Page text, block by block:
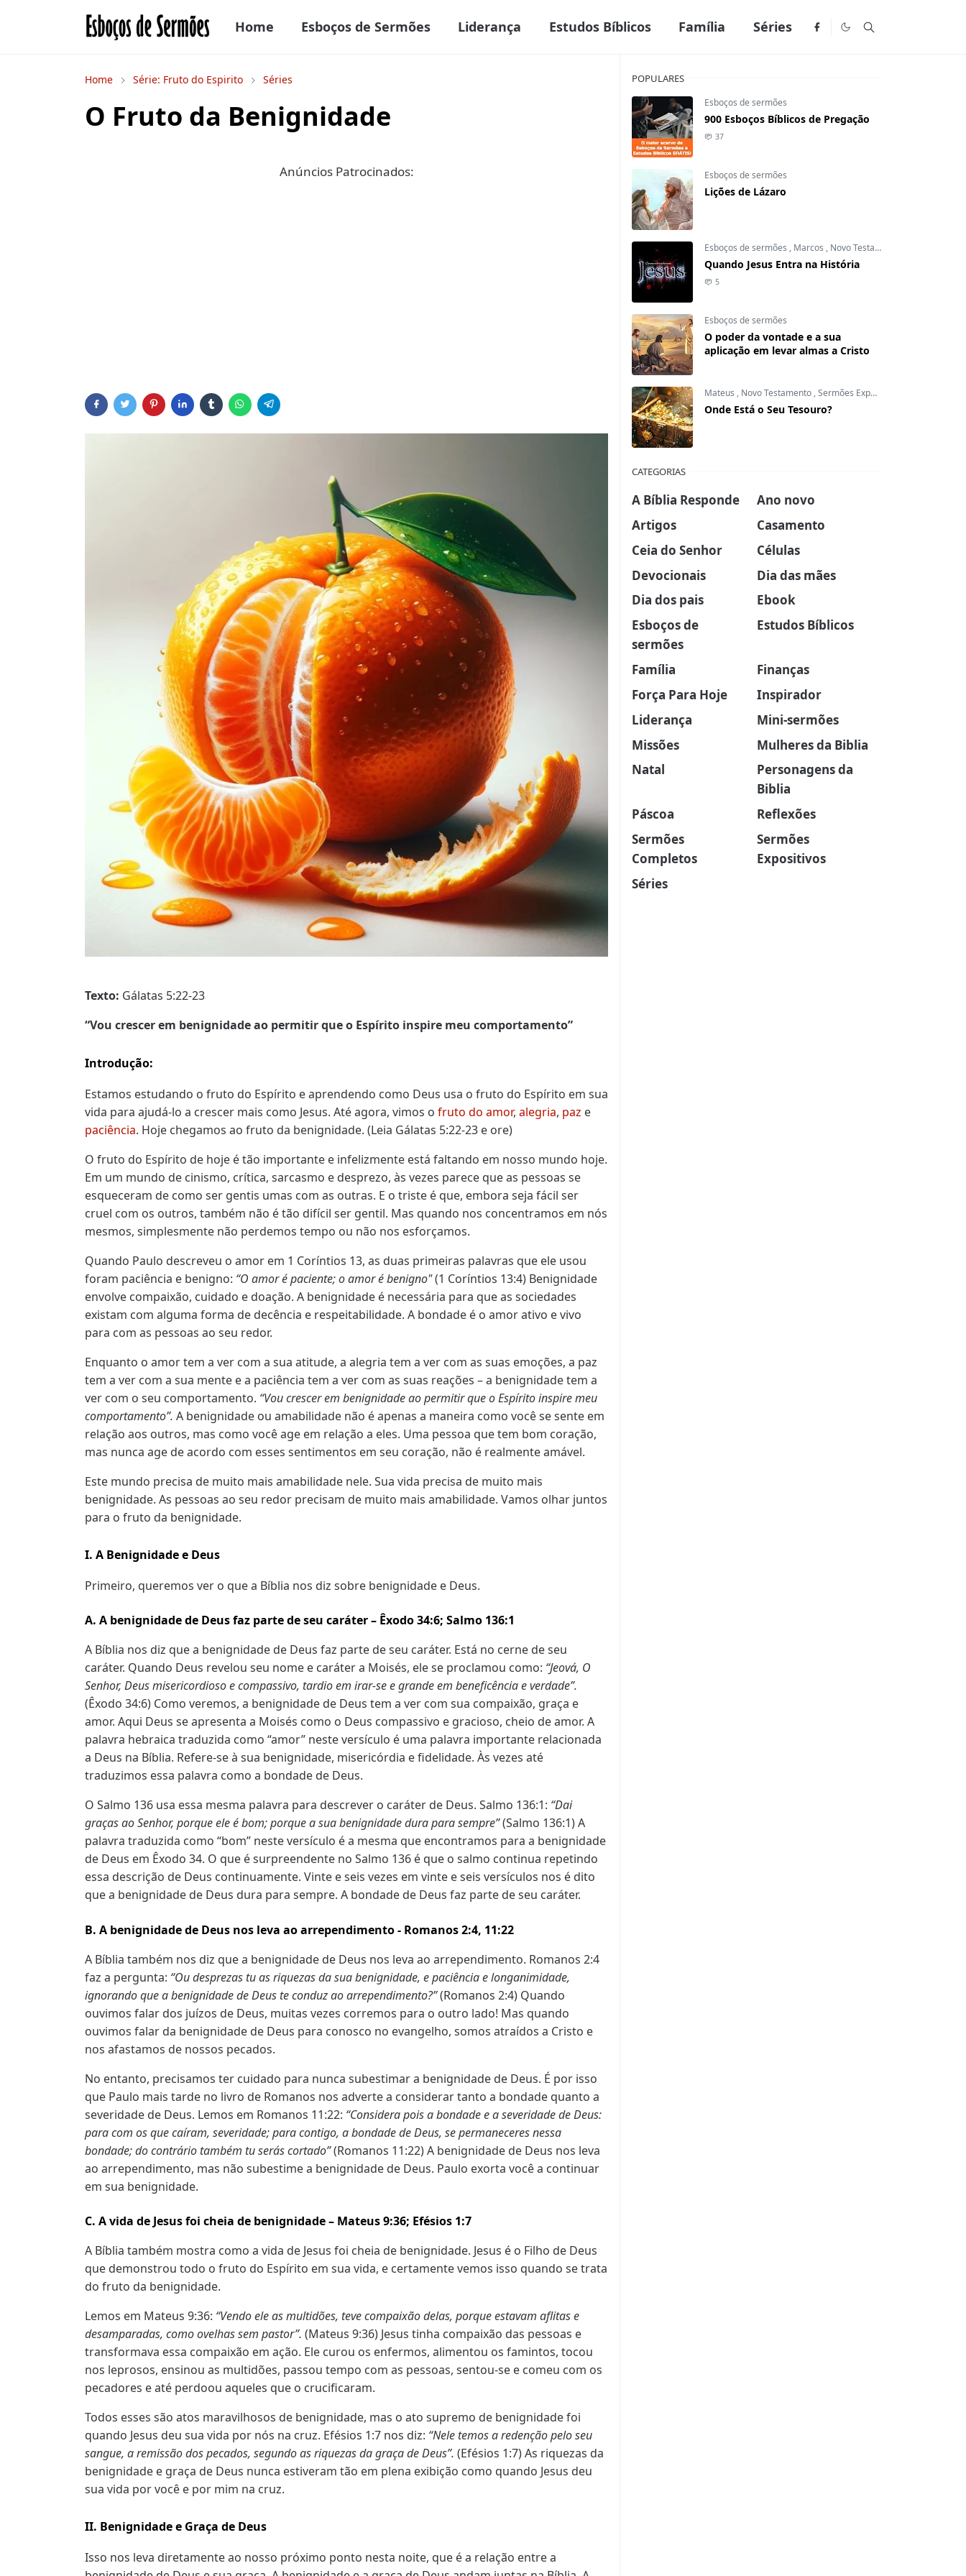
Home Esboços de Sermões Liderança Estudos Bíblicos Família Séries
Home Série: Fruto do Espirito Séries
O Fruto da Benignidade
Anúncios Patrocinados:
Texto: Gálatas 5:22-23
“Vou crescer em benignidade ao permitir que o Espírito inspire meu comportamento”
Introdução:
Estamos estudando o fruto do Espírito e aprendendo como Deus usa o fruto do Espírito em sua
vida para ajudá-lo a crescer mais como Jesus. Até agora, vimos o fruto do amor, alegria, paz e
paciência. Hoje chegamos ao fruto da benignidade. (Leia Gálatas 5:22-23 e ore)
O fruto do Espírito de hoje é tão importante e infelizmente está faltando em nosso mundo hoje.
Em um mundo de cinismo, crítica, sarcasmo e desprezo, às vezes parece que as pessoas se
esqueceram de como ser gentis umas com as outras. E o triste é que, embora seja fácil ser
cruel com os outros, também não é tão difícil ser gentil. Mas quando nos concentramos em nós
mesmos, simplesmente não perdemos tempo ou não nos esforçamos.
Quando Paulo descreveu o amor em 1 Coríntios 13, as duas primeiras palavras que ele usou
foram paciência e benigno: “O amor é paciente; o amor é benigno"(1 Coríntios 13:4) Benignidade
envolve compaixão, cuidado e doação. A benignidade é necessária para que as sociedades
existam com alguma forma de decência e respeitabilidade. A bondade é o amor ativo e vivo
para com as pessoas ao seu redor.
Enquanto o amor tem a ver com a sua atitude, a alegria tem a ver com as suas emoções, a paz
tem a ver com a sua mente e a paciência tem a ver com as suas reações – a benignidade tem a
ver com o seu comportamento. “Vou crescer em benignidade ao permitir que o Espírito inspire meu
comportamento”. A benignidade ou amabilidade não é apenas a maneira como você se sente em
relação aos outros, mas como você age em relação a eles. Uma pessoa que tem bom coração,
mas nunca age de acordo com esses sentimentos em seu coração, não é realmente amável.
Este mundo precisa de muito mais amabilidade nele. Sua vida precisa de muito mais
benignidade. As pessoas ao seu redor precisam de muito mais amabilidade. Vamos olhar juntos
para o fruto da benignidade.
I. A Benignidade e Deus
Primeiro, queremos ver o que a Bíblia nos diz sobre benignidade e Deus.
A. A benignidade de Deus faz parte de seu caráter – Êxodo 34:6; Salmo 136:1
A Bíblia nos diz que a benignidade de Deus faz parte de seu caráter. Está no cerne de seu
caráter. Quando Deus revelou seu nome e caráter a Moisés, ele se proclamou como: “Jeová, O
Senhor, Deus misericordioso e compassivo, tardio em irar-se e grande em beneficência e verdade”.
(Êxodo 34:6) Como veremos, a benignidade de Deus tem a ver com sua compaixão, graça e
amor. Aqui Deus se apresenta a Moisés como o Deus compassivo e gracioso, cheio de amor. A
palavra hebraica traduzida como “amor” neste versículo é uma palavra importante relacionada
a Deus na Bíblia. Refere-se à sua benignidade, misericórdia e fidelidade. Às vezes até
traduzimos essa palavra como a bondade de Deus.
O Salmo 136 usa essa mesma palavra para descrever o caráter de Deus. Salmo 136:1: “Dai
graças ao Senhor, porque ele é bom; porque a sua benignidade dura para sempre”(Salmo 136:1) A
palavra traduzida como “bom” neste versículo é a mesma que encontramos para a benignidade
de Deus em Êxodo 34. O que é surpreendente no Salmo 136 é que o salmo continua repetindo
essa descrição de Deus continuamente. Vinte e seis vezes em vinte e seis versículos nos é dito
que a benignidade de Deus dura para sempre. A bondade de Deus faz parte de seu caráter.
B. A benignidade de Deus nos leva ao arrependimento - Romanos 2:4, 11:22
A Bíblia também nos diz que a benignidade de Deus nos leva ao arrependimento. Romanos 2:4
faz a pergunta: “Ou desprezas tu as riquezas da sua benignidade, e paciência e longanimidade,
ignorando que a benignidade de Deus te conduz ao arrependimento?”(Romanos 2:4) Quando
ouvimos falar dos juízos de Deus, muitas vezes corremos para o outro lado! Mas quando
ouvimos falar da benignidade de Deus para conosco no evangelho, somos atraídos a Cristo e
nos afastamos de nossos pecados.
No entanto, precisamos ter cuidado para nunca subestimar a benignidade de Deus. É por isso
que Paulo mais tarde no livro de Romanos nos adverte a considerar tanto a bondade quanto a
severidade de Deus. Lemos em Romanos 11:22: “Considera pois a bondade e a severidade de Deus:
para com os que caíram, severidade; para contigo, a bondade de Deus, se permaneceres nessa
bondade; do contrário também tu serás cortado”(Romanos 11:22) A benignidade de Deus nos leva
ao arrependimento, mas não subestime a benignidade de Deus. Paulo exorta você a continuar
em sua benignidade.
C. A vida de Jesus foi cheia de benignidade – Mateus 9:36; Efésios 1:7
A Bíblia também mostra como a vida de Jesus foi cheia de benignidade. Jesus é o Filho de Deus
que demonstrou todo o fruto do Espírito em sua vida, e certamente vemos isso quando se trata
do fruto da benignidade.
Lemos em Mateus 9:36: “Vendo ele as multidões, teve compaixão delas, porque estavam aflitas e
desamparadas, como ovelhas sem pastor”. (Mateus 9:36) Jesus tinha compaixão das pessoas e
transformava essa compaixão em ação. Ele curou os enfermos, alimentou os famintos, tocou
nos leprosos, ensinou as multidões, passou tempo com as pessoas, sentou-se e comeu com os
pecadores e até perdoou aqueles que o crucificaram.
Todos esses são atos maravilhosos de benignidade, mas o ato supremo de benignidade foi
quando Jesus deu sua vida por nós na cruz. Efésios 1:7 nos diz: “Nele temos a redenção pelo seu
sangue, a remissão dos pecados, segundo as riquezas da graça de Deus”. (Efésios 1:7) As riquezas da
benignidade e graça de Deus nunca estiveram tão em plena exibição como quando Jesus deu
sua vida por você e por mim na cruz.
II. Benignidade e Graça de Deus
Isso nos leva diretamente ao nosso próximo ponto nesta noite, que é a relação entre a
POPULARES
Esboços de sermões
900 Esboços Bíblicos de Pregação
37
Esboços de sermões
Lições de Lázaro
Esboços de sermões , Marcos , Novo Testamento
Quando Jesus Entra na História
5
Esboços de sermões
O poder da vontade e a sua
aplicação em levar almas a Cristo
Mateus , Novo Testamento ,Sermões Expositivos
Onde Está o Seu Tesouro?
CATEGORIAS
A Bíblia Responde
Ano novo
Artigos
Casamento
Ceia do Senhor
Células
Devocionais
Dia das mães
Dia dos pais
Ebook
Esboços de
sermões
Estudos Bíblicos
Família
Finanças
Força Para Hoje
Inspirador
Liderança
Mini-sermões
Missões
Mulheres da Biblia
Natal
Personagens da
Biblia
Páscoa
Reflexões
Sermões
Completos
Sermões
Expositivos
Séries